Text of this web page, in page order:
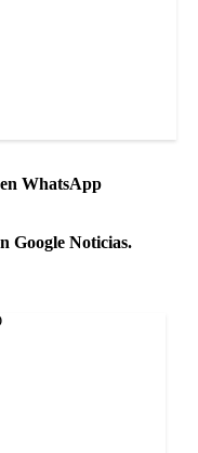
WhatsApp
Google Noticias.